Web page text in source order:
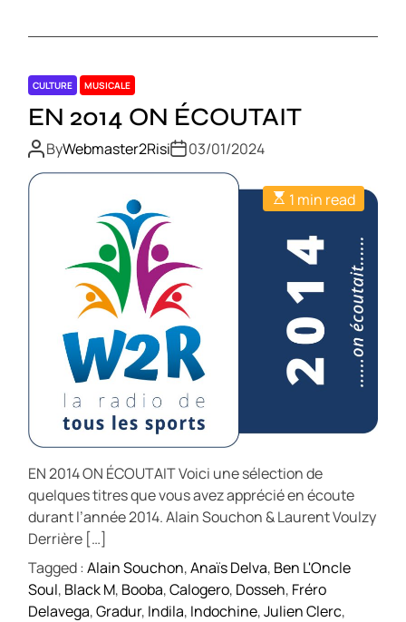
CULTURE MUSICALE
EN 2014 ON ÉCOUTAIT
ByWebmaster2Risi 03/01/2024
1 min read
EN 2014 ON ÉCOUTAIT Voici une sélection de
quelques titres que vous avez apprécié en écoute
durant l’année 2014. Alain Souchon & Laurent Voulzy
Derrière […]
Tagged :Alain Souchon,Anaïs Delva, Ben L'Oncle
Soul, Black M, Booba,Calogero, Dosseh, Fréro
Delavega,Gradur, Indila, Indochine,Julien Clerc,